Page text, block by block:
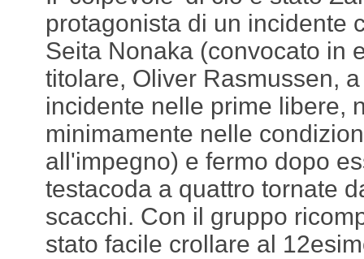
protagonista di un incidente
Seita Nonaka (convocato in
titolare, Oliver Rasmussen,
incidente nelle prime libere,
minimamente nelle
all'impegno) e fermo dopo
testacoda a quattro tornate
scacchi. Con il gruppo
stato facile crollare al